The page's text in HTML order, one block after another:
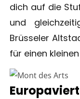
dich auf die
und
Brüsseler
für einen